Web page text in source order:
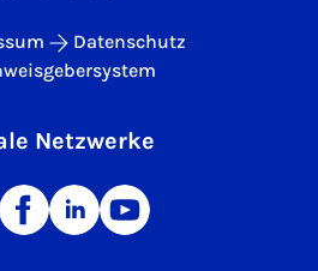
Datenschutz
Netzwerke